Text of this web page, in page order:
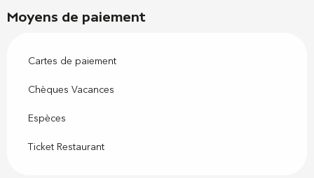
Moyens de paiement
Cartes de paiement
Chèques Vacances
Espèces
Ticket Restaurant